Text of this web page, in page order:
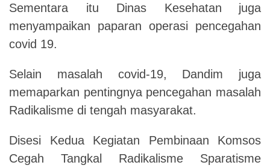
Sementara itu Dinas Kesehatan
juga
menyampaikan paparan operasi pencegahan
covid 19.
Selain masalah covid-19, Dandim juga
memaparkan pentingnya pencegahan masalah
Radikalisme di tengah masyarakat.
Disesi Kedua Kegiatan Pembinaan Komsos
Cegah Tangkal Radikalisme Sparatisme